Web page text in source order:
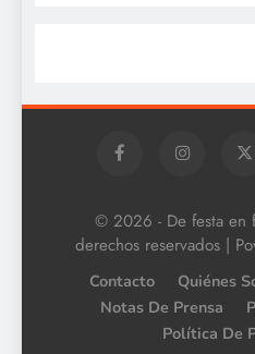
© 2026 - De festa en
derechos reservados |
Contacto Quiénes
Notas De Prensa
Política De